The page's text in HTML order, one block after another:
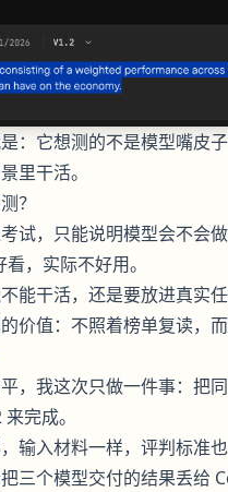
：它想测的不是模型嘴皮
里干活。
？
试，只能说明模型会不会
，实际不好用。
能干活，还是要放进真实任
价值：不照着榜单复读，
，我这次只做一件事：把
完成。
输入材料一样，评判标准也
三个模型交付的结果丢给